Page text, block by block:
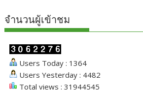
จำนวนผู้เข้าชม
Users Today : 1364
Users Yesterday : 4482
Total views : 31944545